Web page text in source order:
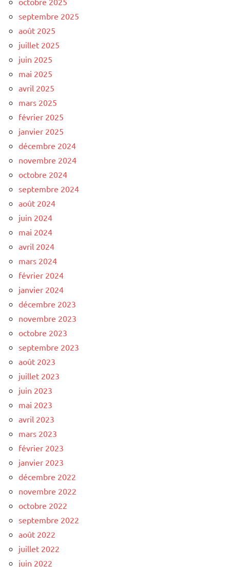
septembre 2025
août 2025
juillet 2025
juin 2025
mai 2025
avril 2025
mars 2025
février 2025
janvier 2025
décembre 2024
novembre 2024
octobre 2024
septembre 2024
août 2024
juin 2024
mai 2024
avril 2024
mars 2024
février 2024
janvier 2024
décembre 2023
novembre 2023
octobre 2023
septembre 2023
août 2023
juillet 2023
juin 2023
mai 2023
avril 2023
mars 2023
février 2023
janvier 2023
décembre 2022
novembre 2022
octobre 2022
septembre 2022
août 2022
juillet 2022
juin 2022